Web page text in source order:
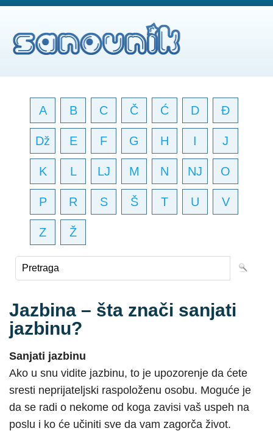
A B C Č Ć D Đ
Dž E F G H I J
K L LJ M N NJ O
P R S Š T U V
Z Ž
Jazbina – šta znači sanjati
jazbinu?
Sanjati jazbinu
Ako u snu vidite jazbinu, to je upozorenje da ćete
sresti neprijateljski raspoloženu osobu. Moguće je
da se radi o nekome od koga zavisi vaš uspeh na
poslu i ko će učiniti sve da vam zagorča život.